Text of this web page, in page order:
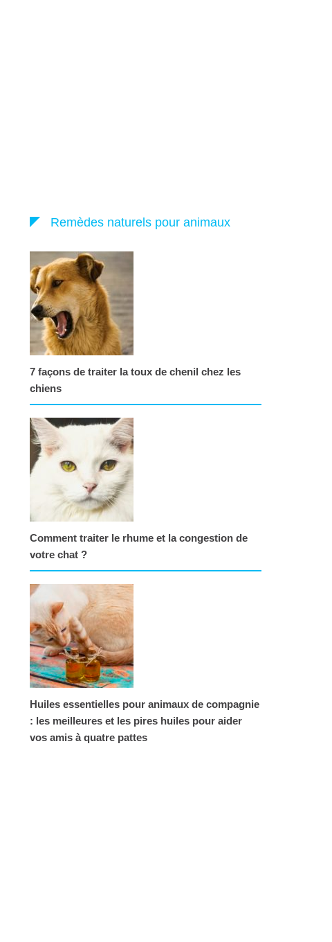
Remèdes naturels pour animaux
7 façons de traiter la toux de chenil chez les
chiens
Comment traiter le rhume et la congestion de
votre chat ?
Huiles essentielles pour animaux de compagnie
: les meilleures et les pires huiles pour aider
vos amis à quatre pattes